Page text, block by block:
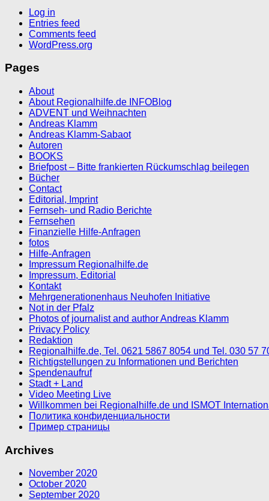
Log in
Entries feed
Comments feed
WordPress.org
Pages
About
About Regionalhilfe.de INFOBlog
ADVENT und Weihnachten
Andreas Klamm
Andreas Klamm-Sabaot
Autoren
BOOKS
Briefpost – Bitte frankierten Rückumschlag beilegen
Bücher
Contact
Editorial, Imprint
Fernseh- und Radio Berichte
Fernsehen
Finanzielle Hilfe-Anfragen
fotos
Hilfe-Anfragen
Impressum Regionalhilfe.de
Impressum, Editorial
Kontakt
Mehrgenerationenhaus Neuhofen Initiative
Not in der Pfalz
Photos of journalist and author Andreas Klamm
Privacy Policy
Redaktion
Regionalhilfe.de, Tel. 0621 5867 8054 und Tel. 030 57
Richtigstellungen zu Informationen und Berichten
Spendenaufruf
Stadt + Land
Video Meeting Live
Willkommen bei Regionalhilfe.de und ISMOT
Политика конфиденциальности
Пример страницы
Archives
November 2020
October 2020
September 2020